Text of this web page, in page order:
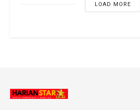
LOAD MORE